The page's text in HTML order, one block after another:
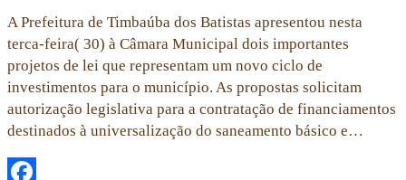
A Prefeitura de Timbaúba dos Batistas apresentou nesta
terca-feira( 30) à Câmara Municipal dois importantes
projetos de lei que representam um novo ciclo de
investimentos para o município. As propostas solicitam
autorização legislativa para a contratação de financiamentos
destinados à universalização do saneamento básico e…